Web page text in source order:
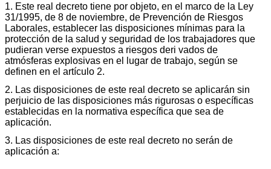
1. Este real decreto tiene por objeto, en el marco de la Ley
31/1995, de 8 de noviembre, de Prevención de Riesgos
Laborales, establecer las disposiciones mínimas para la
protección de la salud y seguridad de los trabajadores que
pudieran verse expuestos a riesgos deri vados de
atmósferas explosivas en el lugar de trabajo, según se
definen en el artículo 2.
2. Las disposiciones de este real decreto se aplicarán sin
perjuicio de las disposiciones más rigurosas o específicas
establecidas en la normativa específica que sea de
aplicación.
3. Las disposiciones de este real decreto no serán de
aplicación a: